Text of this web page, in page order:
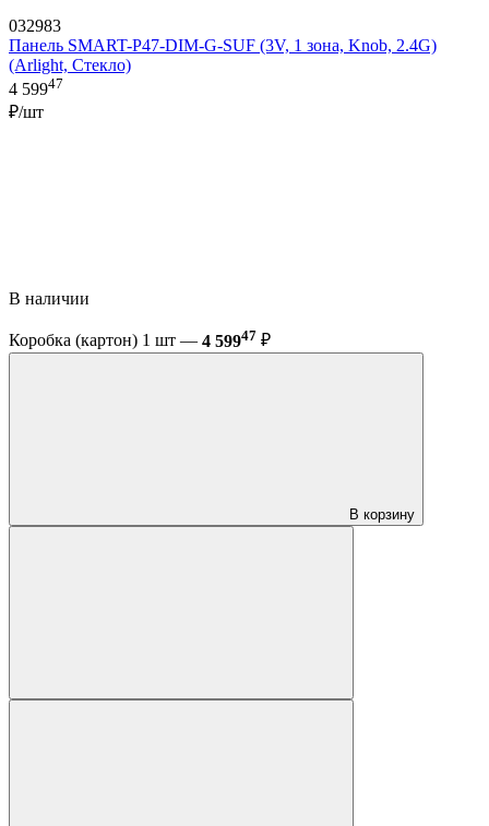
032983
Панель SMART-P47-DIM-G-SUF (3V, 1 зона, Knob, 2.4G)
(Arlight, Стекло)
4 59947
₽/шт
В наличии
Коробка (картон) 1 шт — 4 59947 ₽
В корзину